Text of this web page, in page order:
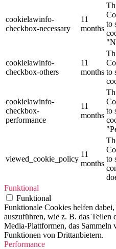
cookielawinfo-
checkbox-necessary
11
months
to
cookielawinfo-
checkbox-others
11
months to
cookielawinfo-
checkbox-
performance
11
months
to
viewed_cookie_policy
11
months
to
Funktional
Funktional
Funktionale Cookies helfen
auszuführen, wie z. B. das Teilen
Media-Plattformen, das Sammeln
Funktionen von Drittanbietern.
Performance